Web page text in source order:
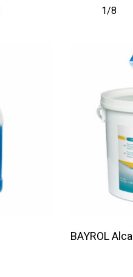
1/8
BAYROL